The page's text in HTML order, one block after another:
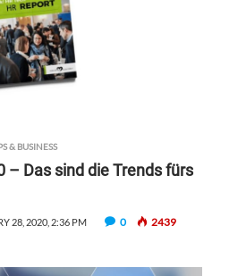
& BUSINESS
– Das sind die Trends fürs
28, 2020, 2:36 PM 0 2439